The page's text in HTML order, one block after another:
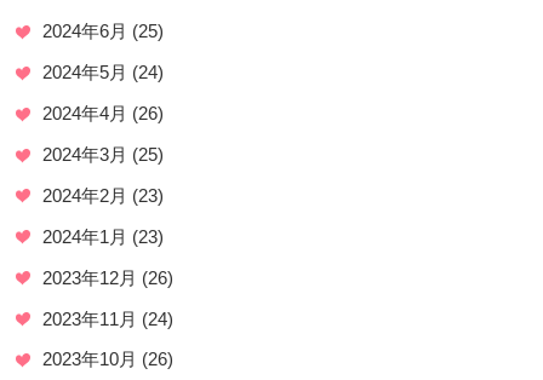
2024年6月 (25)
2024年5月 (24)
2024年4月 (26)
2024年3月 (25)
2024年2月 (23)
2024年1月 (23)
2023年12月 (26)
2023年11月 (24)
2023年10月 (26)